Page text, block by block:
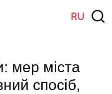
RU
мер міста
спосіб,